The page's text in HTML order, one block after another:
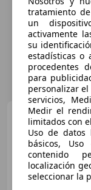
tratamiento
un
activamente
su
estadísticas o
procedentes
para
personalizar
servicios,
Medir el
limitados con
Uso de datos
básicos,
contenido
localización
seleccionar la